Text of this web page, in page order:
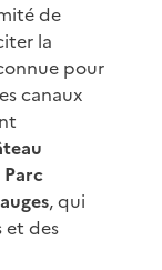
de
la
pour
canaux
Parc
, qui
et des